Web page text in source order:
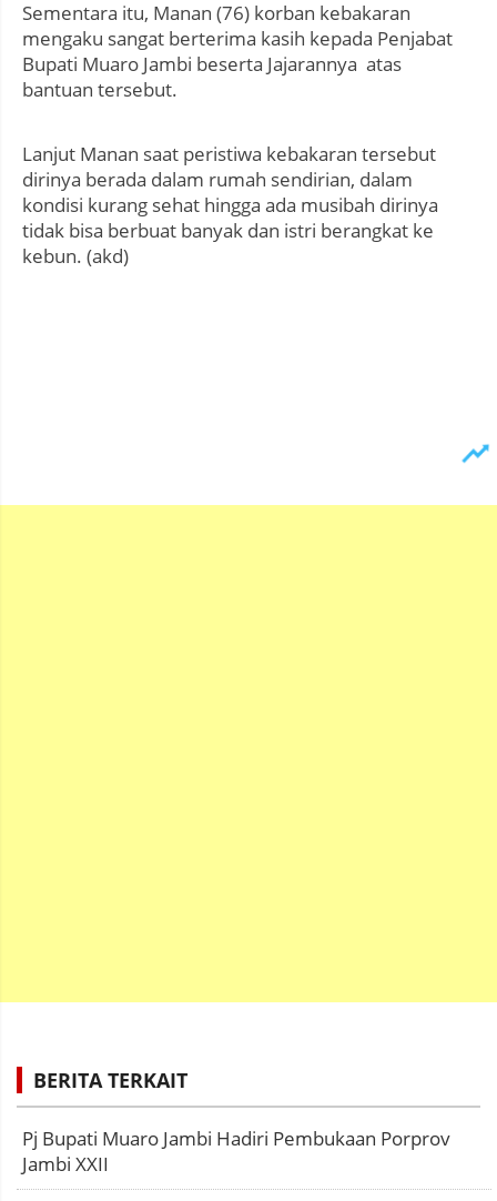
Sementara itu, Manan (76) korban kebakaran
mengaku sangat berterima kasih kepada Penjabat
Bupati Muaro Jambi beserta Jajarannya atas
bantuan tersebut.
Lanjut Manan saat peristiwa kebakaran tersebut
dirinya berada dalam rumah sendirian, dalam
kondisi kurang sehat hingga ada musibah dirinya
tidak bisa berbuat banyak dan istri berangkat ke
kebun. (akd)
BERITA TERKAIT
Pj Bupati Muaro Jambi Hadiri Pembukaan Porprov
Jambi XXII